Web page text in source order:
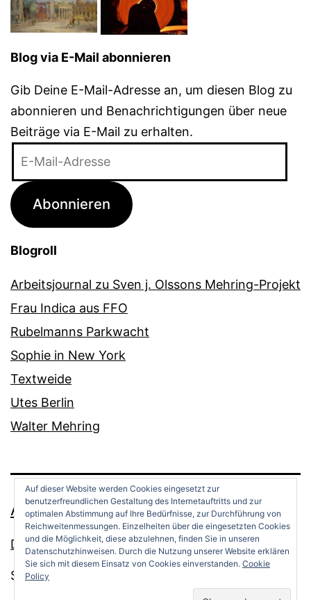
Blog via E-Mail abonnieren
Gib Deine E-Mail-Adresse an, um diesen Blog zu
abonnieren und Benachrichtigungen über neue
Beiträge via E-Mail zu erhalten.
Adresse
Abonnieren
Blogroll
Arbeitsjournal zu Sven j. Olssons Mehring-Projekt
Frau Indica aus FFO
Rubelmanns Parkwacht
Sophie in New York
Textweide
Utes Berlin
Walter Mehring
ANDREAS OPPERMANN
Datenschutz
Stolz präsentiert von
Auf dieser Website werden Cookies eingesetzt zur
benutzerfreundlichen Gestaltung des Internetauftritts und zur
optimalen Abstimmung auf Ihre Bedürfnisse, zur Durchführung von
Reichweitenmessungen. Einzelheiten über die eingesetzten Cookies
und die Möglichkeit, diese abzulehnen, finden Sie in unseren
Datenschutzhinweisen. Durch die Nutzung unserer Website erklären
Sie sich mit diesem Einsatz von Cookies einverstanden. Cookie
Policy